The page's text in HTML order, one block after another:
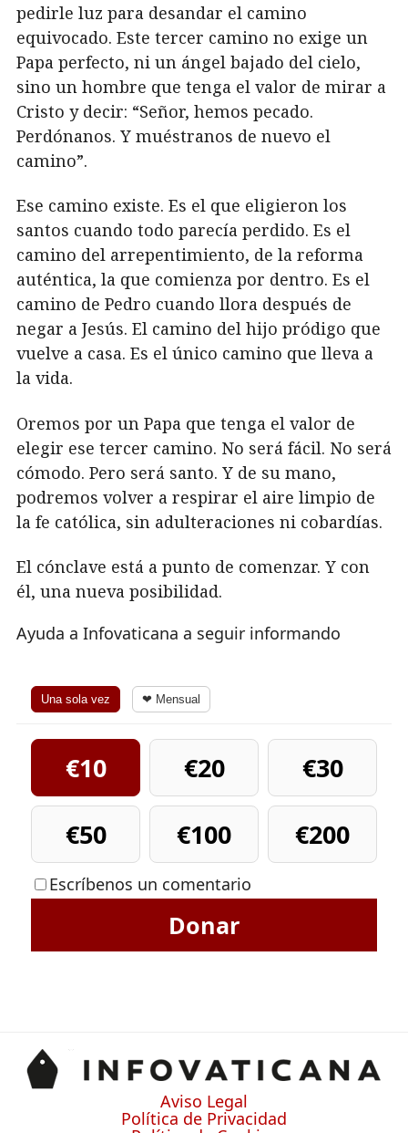
pedirle luz para desandar el camino
equivocado. Este tercer camino no exige un
Papa perfecto, ni un ángel bajado del cielo,
sino un hombre que tenga el valor de mirar a
Cristo y decir: “Señor, hemos pecado.
Perdónanos. Y muéstranos de nuevo el
camino”.
Ese camino existe. Es el que eligieron los
santos cuando todo parecía perdido. Es el
camino del arrepentimiento, de la reforma
auténtica, la que comienza por dentro. Es el
camino de Pedro cuando llora después de
negar a Jesús. El camino del hijo pródigo que
vuelve a casa. Es el único camino que lleva a
la vida.
Oremos por un Papa que tenga el valor de
elegir ese tercer camino. No será fácil. No será
cómodo. Pero será santo. Y de su mano,
podremos volver a respirar el aire limpio de
la fe católica, sin adulteraciones ni cobardías.
El cónclave está a punto de comenzar. Y con
él, una nueva posibilidad.
Ayuda a Infovaticana a seguir informando
Una sola vez ❤ Mensual
€10 €20
€30
€50
€100 €200
Escríbenos un comentario
Donar
Aviso Legal
Política de Privacidad